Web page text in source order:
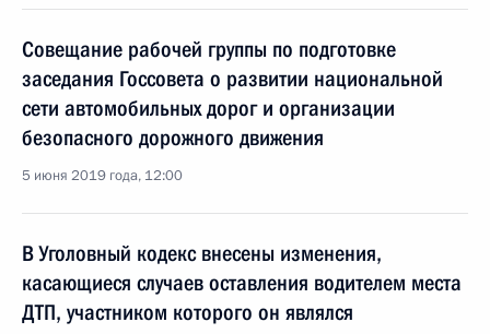
Совещание рабочей группы по подготовке
заседания Госсовета о развитии национальной
сети автомобильных дорог и организации
безопасного дорожного движения
5 июня 2019 года, 12:00
В Уголовный кодекс внесены изменения,
касающиеся случаев оставления водителем места
ДТП, участником которого он являлся